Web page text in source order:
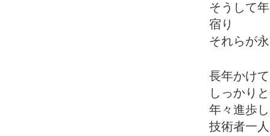
そうして
宿り
それらが
長年かけ
しっかり
年々進歩
技術者一